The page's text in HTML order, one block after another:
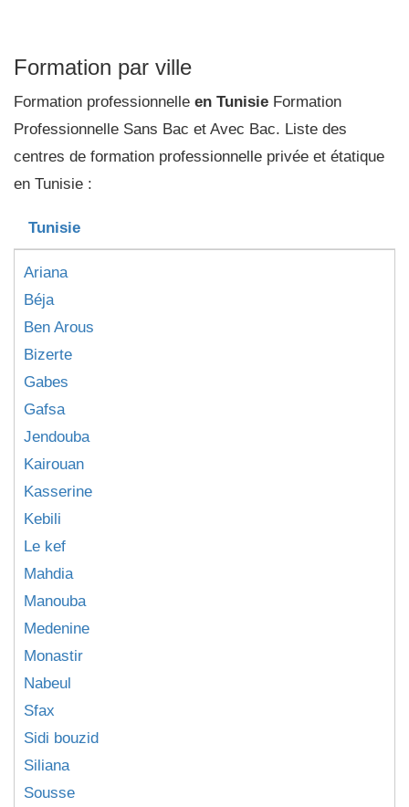
Formation par ville
Formation professionnelle en Tunisie Formation
Professionnelle Sans Bac et Avec Bac. Liste des
centres de formation professionnelle privée et étatique
en Tunisie :
Tunisie
Ariana
Béja
Ben Arous
Bizerte
Gabes
Gafsa
Jendouba
Kairouan
Kasserine
Kebili
Le kef
Mahdia
Manouba
Medenine
Monastir
Nabeul
Sfax
Sidi bouzid
Siliana
Sousse